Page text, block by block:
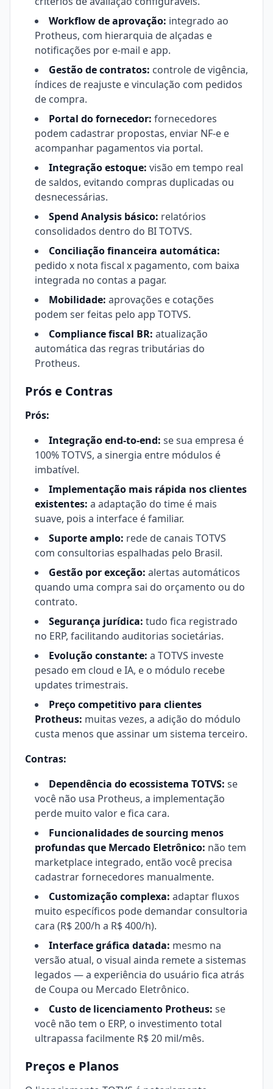
Workflow de aprovação: integrado ao
Protheus, com hierarquia de alçadas e
notificações por e-mail e app.
Gestão de contratos: controle de vigência,
índices de reajuste e vinculação com pedidos
de compra.
Portal do fornecedor: fornecedores
podem cadastrar propostas, enviar NF-e e
acompanhar pagamentos via portal.
Integração estoque: visão em tempo real
de saldos, evitando compras duplicadas ou
desnecessárias.
Spend Analysis básico: relatórios
consolidados dentro do BI TOTVS.
Conciliação financeira automática:
pedido x nota fiscal x pagamento, com baixa
integrada no contas a pagar.
Mobilidade: aprovações e cotações
podem ser feitas pelo app TOTVS.
Compliance fiscal BR: atualização
automática das regras tributárias do
Protheus.
Prós e Contras
Prós:
Integração end-to-end: se sua empresa é
100% TOTVS, a sinergia entre módulos é
imbatível.
Implementação mais rápida nos clientes
existentes: a adaptação do time é mais
suave, pois a interface é familiar.
Suporte amplo: rede de canais TOTVS
com consultorias espalhadas pelo Brasil.
Gestão por exceção: alertas automáticos
quando uma compra sai do orçamento ou do
contrato.
Segurança jurídica: tudo fica registrado
no ERP, facilitando auditorias societárias.
Evolução constante: a TOTVS investe
pesado em cloud e IA, e o módulo recebe
updates trimestrais.
Preço competitivo para clientes
Protheus: muitas vezes, a adição do módulo
custa menos que assinar um sistema terceiro.
Contras:
Dependência do ecossistema TOTVS: se
você não usa Protheus, a implementação
perde muito valor e fica cara.
Funcionalidades de sourcing menos
profundas que Mercado Eletrônico: não tem
marketplace integrado, então você precisa
cadastrar fornecedores manualmente.
Customização complexa: adaptar fluxos
muito específicos pode demandar consultoria
cara (R$ 200/h a R$ 400/h).
Interface gráfica datada: mesmo na
versão atual, o visual ainda remete a sistemas
legados — a experiência do usuário fica atrás
de Coupa ou Mercado Eletrônico.
Custo de licenciamento Protheus: se
você não tem o ERP, o investimento total
ultrapassa facilmente R$ 20 mil/mês.
Preços e Planos